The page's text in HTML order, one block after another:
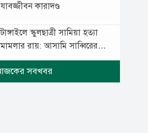
যাবজ্জীবন কারাদণ্ড
টাঙ্গাইলে স্কুলছাত্রী সামিয়া হত্যা
মামলার রায়: আসামি সাব্বিরের
মৃত্যুদণ্ড
টানা বৃষ্টিতে টাঙ্গাইলে বিপর্যস্ত